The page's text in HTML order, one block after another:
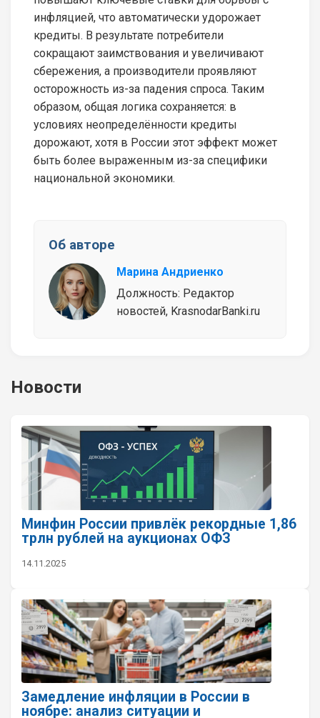
инфляцией, что автоматически удорожает
кредиты. В результате потребители
сокращают заимствования и увеличивают
сбережения, а производители проявляют
осторожность из-за падения спроса. Таким
образом, общая логика сохраняется: в
условиях неопределённости кредиты
дорожают, хотя в России этот эффект может
быть более выраженным из-за специфики
национальной экономики.
Об авторе
Марина Андриенко
Должность: Редактор
новостей, KrasnodarBanki.ru
Новости
Минфин России привлёк рекордные 1,86
трлн рублей на аукционах ОФЗ
14.11.2025
Замедление инфляции в России в
ноябре: анализ ситуации и